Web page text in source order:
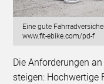
Eine gute
www.fit-ebike.com/pd-f
Die Anforderungen
steigen: Hochwertige